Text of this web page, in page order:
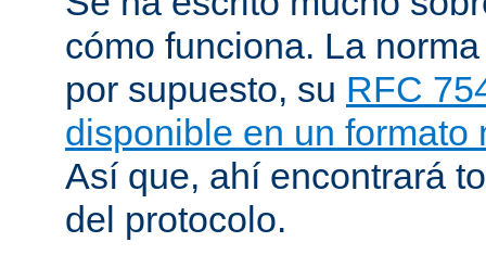
cómo funciona. La
por supuesto, su RFC
disponible en un formato
Así que, ahí encontrará
del protocolo.